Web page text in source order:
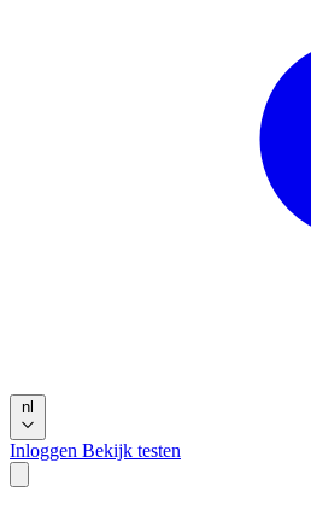
nl
Inloggen Bekijk testen